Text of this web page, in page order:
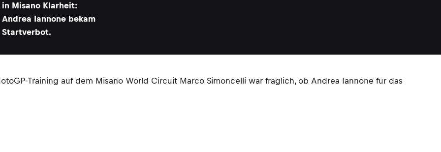
in Misano Klarheit:
Andrea Iannone bekam
Startverbot.
Training auf dem Misano World Circuit Marco Simoncelli war fraglich, ob Andrea Iannone für das